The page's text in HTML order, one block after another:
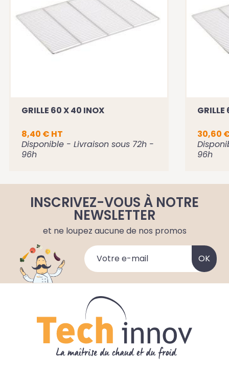
GRILLE 60 X 40 INOX
8,40 € HT
Disponible - Livraison sous 72h -
96h
30,60
96h
INSCRIVEZ-VOUS À NOTRE
NEWSLETTER
et ne loupez aucune de nos promos